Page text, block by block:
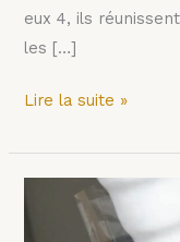
eux 4, ils
les […]
Lire la suite »